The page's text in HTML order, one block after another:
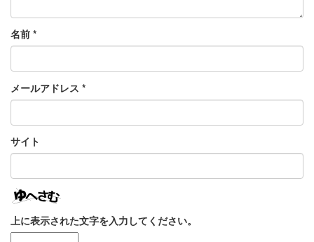
名前 *
メールアドレス *
サイト
上に表示された文字を入力してください。